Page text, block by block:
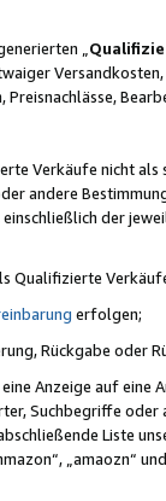
„
Verkäufe nicht
andere
der
erfolgen;
Rückgabe oder
Anzeige auf
Suchbegriffe
Liste
„amaozn“